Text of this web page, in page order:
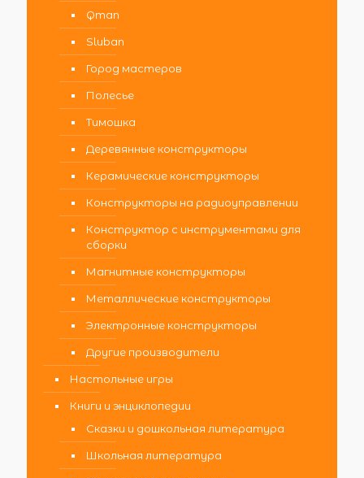
Qman
Sluban
Город мастеров
Полесье
Тимошка
Деревянные конструкторы
Керамические конструкторы
Конструкторы на радиоуправлении
Конструктор с инструментами для
сборки
Магнитные конструкторы
Металлические конструкторы
Электронные конструкторы
Другие производители
Настольные игры
Книги и энциклопедии
Сказки и дошкольная литература
Школьная литература